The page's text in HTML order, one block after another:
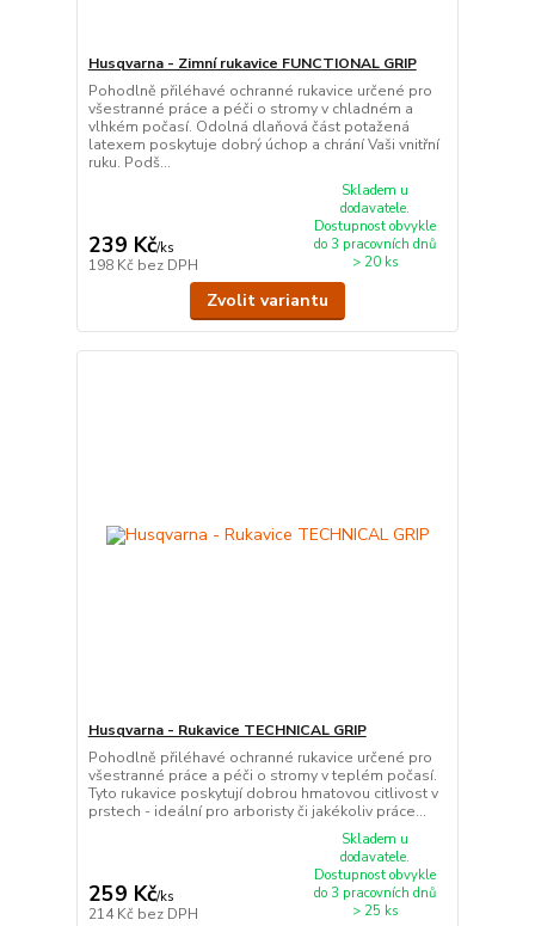
Husqvarna - Zimní rukavice FUNCTIONAL GRIP
Pohodlně přiléhavé ochranné rukavice určené pro
všestranné práce a péči o stromy v chladném a
vlhkém počasí. Odolná dlaňová část potažená
latexem poskytuje dobrý úchop a chrání Vaši vnitřní
ruku. Podš...
239 Kč/ks
198 Kč bez DPH
Skladem u
dodavatele.
Dostupnost obvykle
do 3 pracovních dnů
> 20 ks
Zvolit variantu
Husqvarna - Rukavice TECHNICAL GRIP
Pohodlně přiléhavé ochranné rukavice určené pro
všestranné práce a péči o stromy v teplém počasí.
Tyto rukavice poskytují dobrou hmatovou citlivost v
prstech - ideální pro arboristy či jakékoliv práce...
259 Kč/ks
214 Kč bez DPH
Skladem u
dodavatele.
Dostupnost obvykle
do 3 pracovních dnů
> 25 ks